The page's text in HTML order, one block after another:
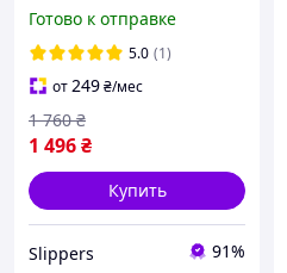
для обуви в прихожую
лофт серая
Готово к отправке
5.0 (1)
от249₴/мес
1 496₴
1 760 ₴
Купить
Slippers 91%